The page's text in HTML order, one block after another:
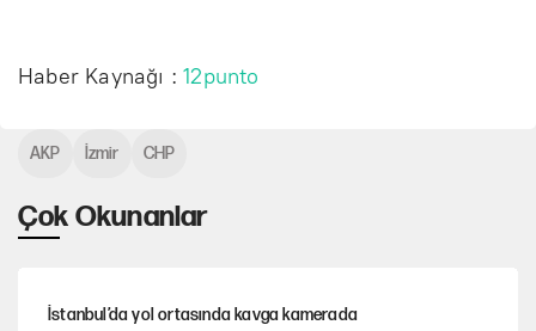
Haber Kaynağı :12punto
Çok Okunanlar
İstanbul’da yol ortasında kavga kamerada
AKP İzmir CHP